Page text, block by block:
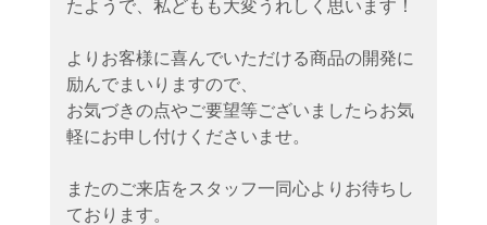
たようで、私どもも大変うれしく思います！
よりお客様に喜んでいただける商品の開発に
励んでまいりますので、
お気づきの点やご要望等ございましたらお気
軽にお申し付けくださいませ。
またのご来店をスタッフ一同心よりお待ちし
ております。